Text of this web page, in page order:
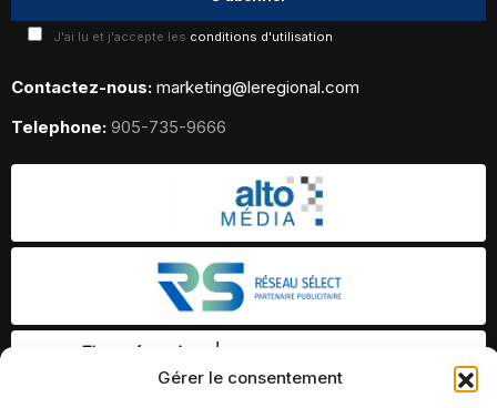
Gérer le consentement
J'ai lu et j'accepte les conditions d'utilisation
Contactez-nous: marketing@leregional.com
Telephone: 905-735-9666